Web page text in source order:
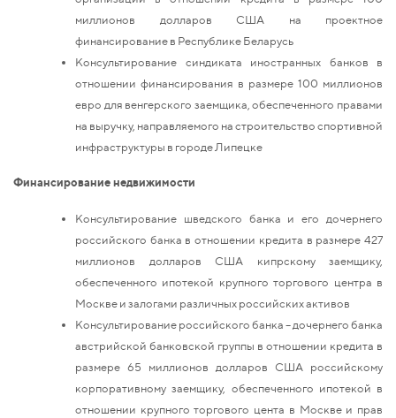
миллионов долларов США на проектное
финансирование в Республике Беларусь
Консультирование синдиката иностранных банков в
отношении финансирования в размере 100 миллионов
евро для венгерского заемщика, обеспеченного правами
на выручку, направляемого на строительство спортивной
инфраструктуры в городе Липецке
Финансирование недвижимости
Консультирование шведского банка и его дочернего
российского банка в отношении кредита в размере 427
миллионов долларов США кипрскому заемщику,
обеспеченного ипотекой крупного торгового центра в
Москве и залогами различных российских активов
Консультирование российского банка – дочернего банка
австрийской банковской группы в отношении кредита в
размере 65 миллионов долларов США российскому
корпоративному заемщику, обеспеченного ипотекой в
отношении крупного торгового цента в Москве и прав